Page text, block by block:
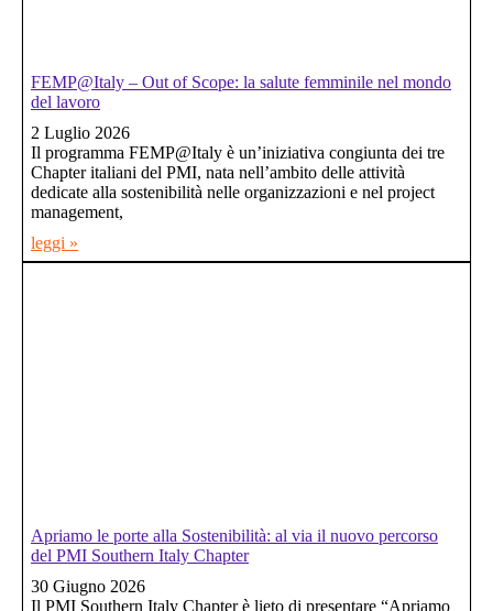
FEMP@Italy – Out of Scope: la salute femminile nel mondo
del lavoro
2 Luglio 2026
Il programma FEMP@Italy è un’iniziativa congiunta dei tre
Chapter italiani del PMI, nata nell’ambito delle attività
dedicate alla sostenibilità nelle organizzazioni e nel project
management,
leggi »
Apriamo le porte alla Sostenibilità: al via il nuovo percorso
del PMI Southern Italy Chapter
30 Giugno 2026
Il PMI Southern Italy Chapter è lieto di presentare “Apriamo